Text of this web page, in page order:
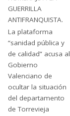
GUERRILLA
ANTIFRANQUISTA.
La plataforma
“sanidad pública y
de calidad” acusa al
Gobierno
Valenciano de
ocultar la situación
del departamento
de Torrevieja